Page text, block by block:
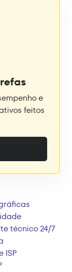
e
feitos
técnico 24/7
ISP